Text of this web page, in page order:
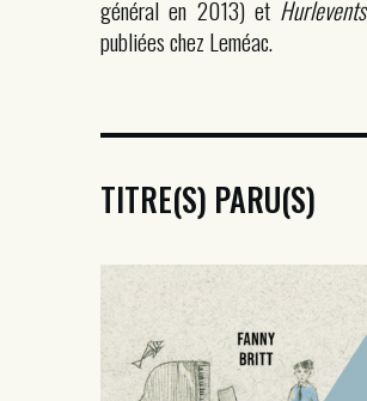
général en 2013) et Hurlevents
publiées chez Leméac.
TITRE(S) PARU(S)